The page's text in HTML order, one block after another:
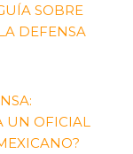
SOBRE
DEFENSA
UN OFICIAL